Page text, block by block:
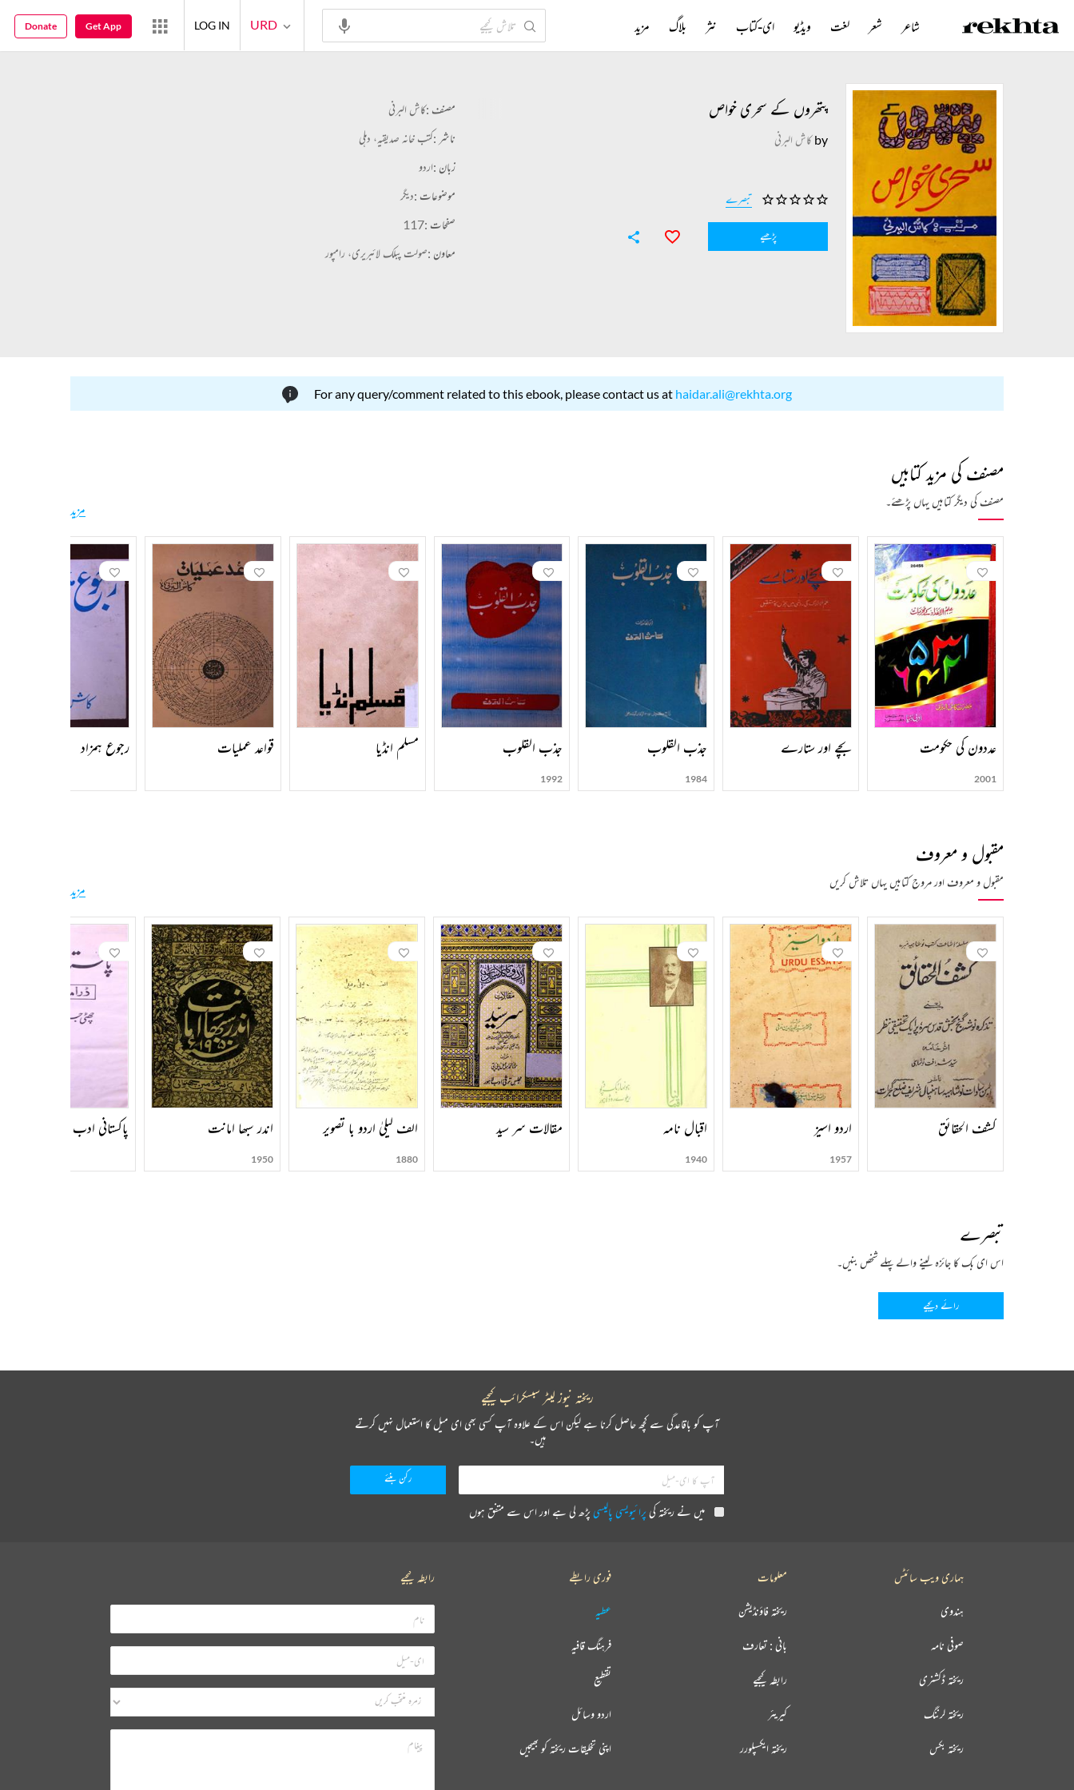
پتھروں کے سحری خواص
byکاش البرنی
تبصرے
پڑھیے
مصنف :کاش البرنی
ناشر :کتب خانہ صدیقیہ، دہلی
زبان :اردو
موضوعات :دیگر
صفحات :117
معاون :صولت پبلک لائبریری، رامپور
For any query/comment related to this ebook, please contact us at haidar.ali@rekhta.org
مصنف کی مزید کتابیں
مصنف کی دیگر کتابیں یہاں پڑھئے۔ مزید
عددون کی حکومت
2001
بچے اور ستارے جذب القلوب
1984
جذب القلوب
1992
مسلم انڈیا قواعد عملیات رجوع ہمزاد
مقبول و معروف
مقبول و معروف اور مروج کتابیں یہاں تلاش کریں مزید
کشف الحقائق اردو اسیز
1957
اقبال نامہ
1940
مقالات سر سید الف لیلیٰ اردو با تصویر
1880
اندر سبھا امانت
1950
پاکستانی ادب (ڈرامہ) حصہ-002
تبصرے
اس ای بک کا جائزہ لینے والے پہلے شخص بنیں۔
رائے دیجیے
شاعر شعر لغت ویڈیو ای-کتاب نثر بلاگ مزید URD
LOG IN
Get App
Donate
ریختہ نیوز لیٹر سبسکرائب کیجیے
آپ کو باقاعدگی سے کچھ حاصل کرنا ہے لیکن اس کے علاوہ آپ کسی بھی ای میل کا استعمال نہیں کرتے
ہیں۔
میں نے ریختہ کیپرائیویسی پالیسیپڑھ لی ہے اور اس سے متفق ہوں
فوری رابطے
عطیہ
فرہنگ قافیہ
تقطیع
اردو وسائل
اپنی تخلیقات ریختہ کو بھیجیں
معلومات
ریختہ فاؤنڈیشن
بانی : تعارف
رابطہ کیجیے
کیریئر
ریختہ ایکسپلورر
ہماری ویب سائٹس
ہندوی
صوفی نامہ
ریختہ ڈکشنری
ریختہ لرننگ
ریختہ بکس
رابطہ کیجیے